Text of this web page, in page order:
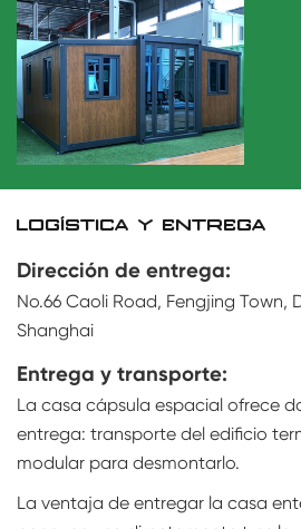
LOGÍSTICA Y ENTREGA
Dirección de entrega:
No.66 Caoli Road, Fengjing Town,
Shanghai
Entrega y transporte:
La casa cápsula espacial ofrece
entrega: transporte del edificio
modular para desmontarlo.
La ventaja de entregar la casa